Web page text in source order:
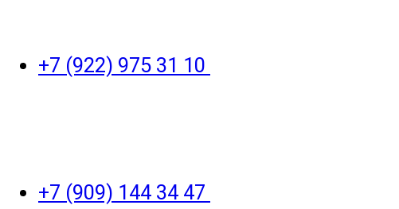
+7 (922) 975 31 10
+7 (909) 144 34 47